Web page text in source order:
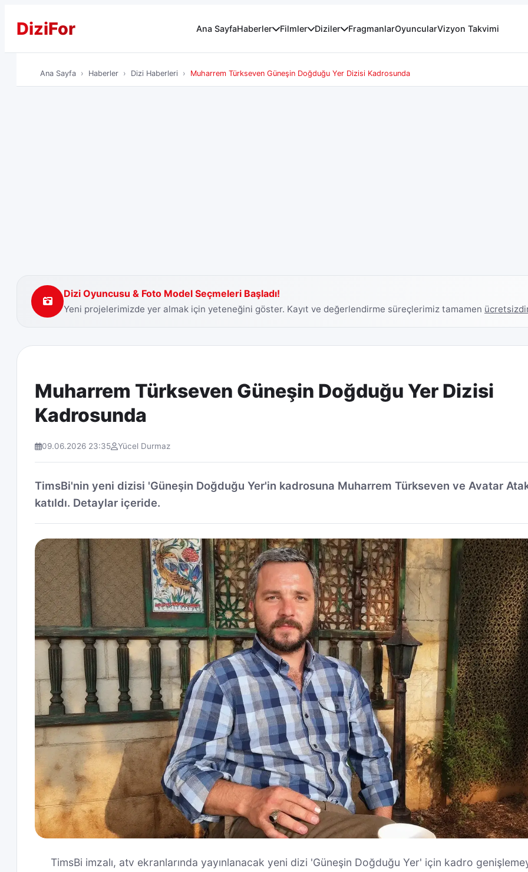
DiziFor Ana SayfaHaberler Filmler Diziler FragmanlarOyuncularVizyon Takvimi
Ana Sayfa Haberler Dizi Haberleri Muharrem Türkseven Güneşin Doğduğu Yer Dizisi Kadrosunda
Dizi Oyuncusu & Foto Model Seçmeleri Başladı!
Yeni projelerimizde yer almak için yeteneğini göster. Kayıt ve değerlendirme süreçlerimiz tamamen
Muharrem Türkseven Güneşin Doğduğu Yer Dizisi
Kadrosunda
09.06.2026 23:35 Yücel Durmaz
TimsBi'nin yeni dizisi 'Güneşin Doğduğu Yer'in kadrosuna Muharrem Türkseven ve Avatar
katıldı. Detaylar içeride.
TimsBi imzalı, atv ekranlarında yayınlanacak yeni dizi 'Güneşin Doğduğu Yer' için kadro